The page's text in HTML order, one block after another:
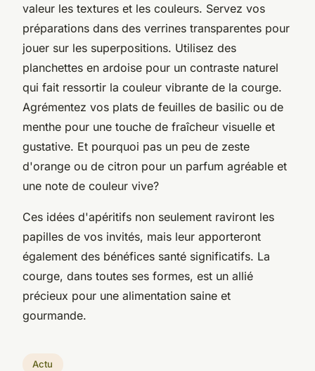
valeur les textures et les couleurs. Servez vos
préparations dans des verrines transparentes pour
jouer sur les superpositions. Utilisez des
planchettes en ardoise pour un contraste naturel
qui fait ressortir la couleur vibrante de la courge.
Agrémentez vos plats de feuilles de basilic ou de
menthe pour une touche de fraîcheur visuelle et
gustative. Et pourquoi pas un peu de zeste
d'orange ou de citron pour un parfum agréable et
une note de couleur vive?
Ces idées d'apéritifs non seulement raviront les
papilles de vos invités, mais leur apporteront
également des bénéfices santé significatifs. La
courge, dans toutes ses formes, est un allié
précieux pour une alimentation saine et
gourmande.
Actu